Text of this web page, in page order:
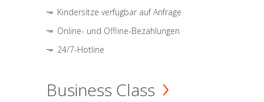
Kindersitze verfügbar auf Anfrage
Online- und Offline-Bezahlungen
24/7-Hotline
Business Class